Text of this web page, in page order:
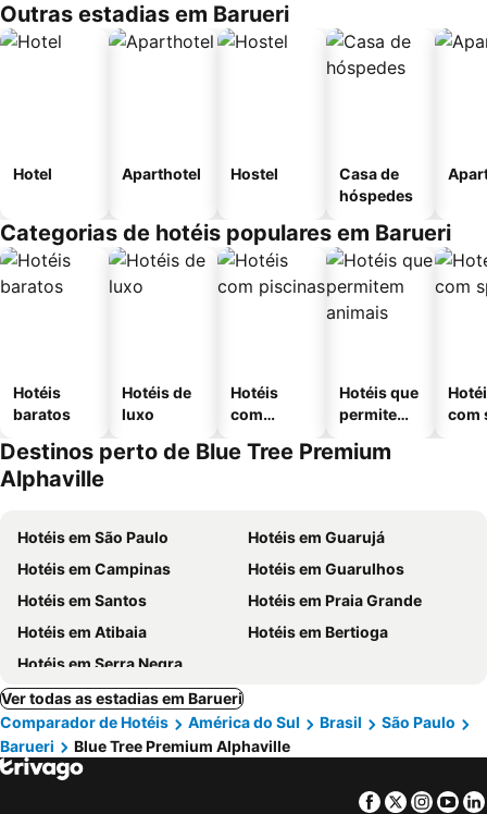
Outras estadias em Barueri
Hotel Aparthotel Hostel
Casa de
hóspedes
Categorias de hotéis populares em Barueri
Hotéis
baratos
Hotéis de
luxo
Hotéis
com
Hotéis que
permitem
com
Destinos perto de Blue Tree Premium
Alphaville
Hotéis em São Paulo
Hotéis em Guarujá
Hotéis em Campinas
Hotéis em Guarulhos
Hotéis em Santos
Hotéis em Praia Grande
Hotéis em Atibaia
Hotéis em Bertioga
Hotéis em Serra Negra
Ver todas as estadias em Barueri
Comparador de Hotéis
América do Sul Brasil
São Paulo
Barueri
Blue Tree Premium Alphaville
Facebook
Twitter